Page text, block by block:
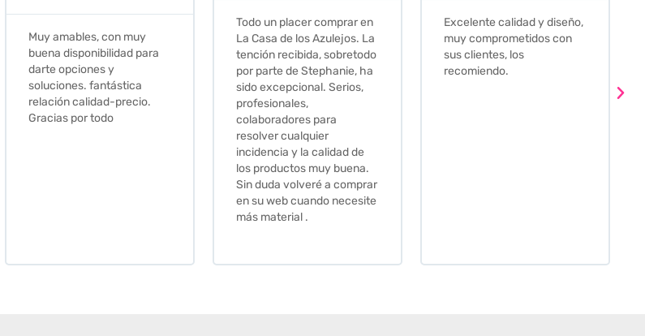
La Casa de los Azulejos. La
tención recibida, sobretodo
por parte de Stephanie, ha
sido excepcional. Serios,
profesionales,
colaboradores para
Excelente calidad y diseño,
muy comprometidos con
sus clientes, los
recomiendo.
Que decir, si teneis que
comprar alguna baldosa
este és el sitio indicado! Yo
pedi una muestra y me